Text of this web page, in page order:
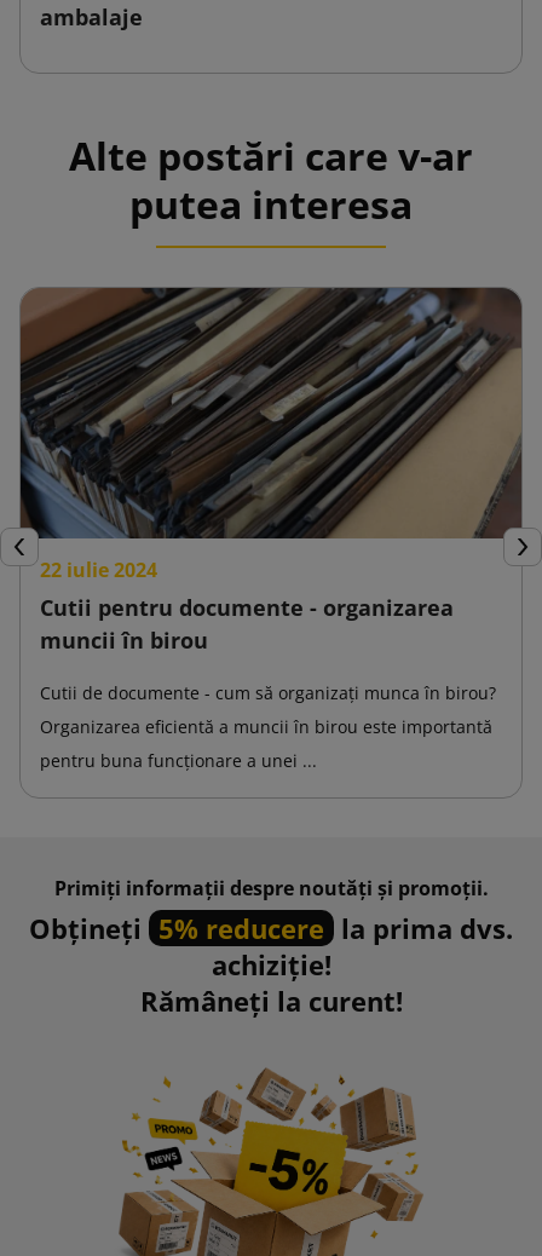
ambalaje
Alte postări care v-ar
putea interesa
Inapoi22 iulie 2024
Cutii pentru documente - organizarea
muncii în birou
Cutii de documente - cum să organizați munca în birou?
Organizarea eficientă a muncii în birou este importantă
pentru buna funcționare a unei ...
Primiți informații despre noutăți și promoții.
Obțineți 5% reducere la prima dvs.
achiziție!
Rămâneți la curent!